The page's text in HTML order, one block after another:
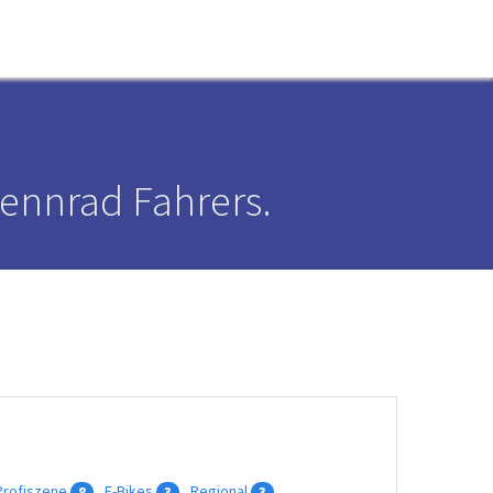
Fahrers.